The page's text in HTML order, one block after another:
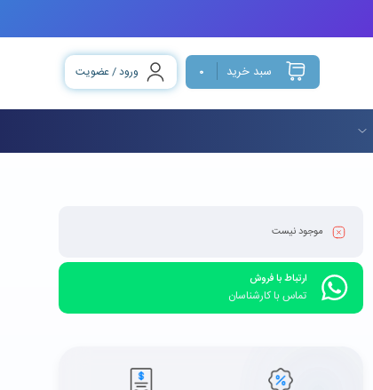
سبد خرید 0 ورود / عضویت
موجود نیست
ارتباط با فروش
تماس با کارشناسان